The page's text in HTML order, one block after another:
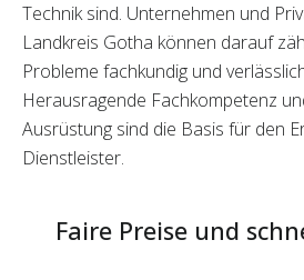
Technik sind. Unternehmen und
Landkreis Gotha können darauf
Probleme fachkundig und
Herausragende Fachkompetenz
Ausrüstung sind die Basis für den
Dienstleister.
Faire Preise und